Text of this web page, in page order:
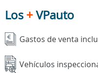
Los+VPauto
Gastos de venta
Vehículos